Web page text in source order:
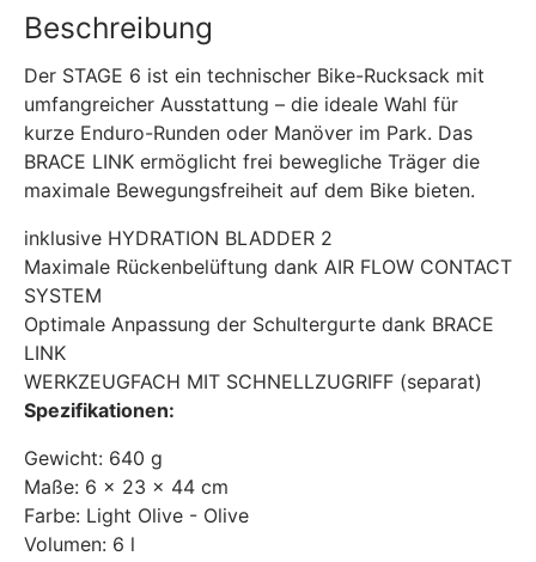
Beschreibung
Der STAGE 6 ist ein technischer Bike-Rucksack mit
umfangreicher Ausstattung – die ideale Wahl für
kurze Enduro-Runden oder Manöver im Park. Das
BRACE LINK ermöglicht frei bewegliche Träger die
maximale Bewegungsfreiheit auf dem Bike bieten.
inklusive HYDRATION BLADDER 2
Maximale Rückenbelüftung dank AIR FLOW CONTACT
SYSTEM
Optimale Anpassung der Schultergurte dank BRACE
LINK
WERKZEUGFACH MIT SCHNELLZUGRIFF (separat)
Spezifikationen:
Gewicht: 640 g
Maße: 6 x 23 x 44 cm
Farbe: Light Olive - Olive
Volumen: 6 l